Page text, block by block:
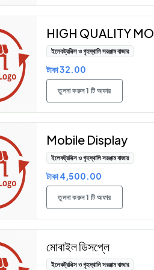
HIGH QUALITY
ইলেকট্রনিক্স ও গৃহস্থালি সরঞ্জাম বাজার
টাকা 32.00
তুলনা করুন 1 টি অফার
Mobile Display
ইলেকট্রনিক্স ও গৃহস্থালি সরঞ্জাম বাজার
টাকা 4,500.00
তুলনা করুন 1 টি অফার
মোবাইল ডিসপ্লে
ইলেকট্রনিক্স ও গৃহস্থালি সরঞ্জাম বাজার